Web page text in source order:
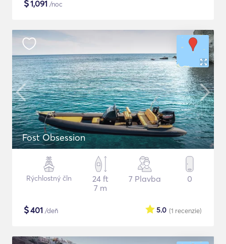
$1,091 /noc
Fost Obsession
Rýchlostný čln
24 ft
7 m
7 Plavba 0
$401 /deň (1 recenzie)
5.0